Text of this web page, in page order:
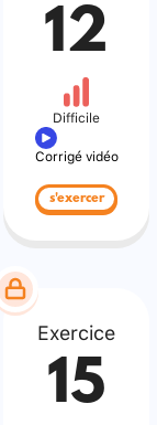
12
Difficile
Corrigé vidéo
s'exercer
Exercice
15